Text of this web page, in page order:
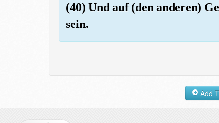
(40) Und auf (den anderen)
sein.